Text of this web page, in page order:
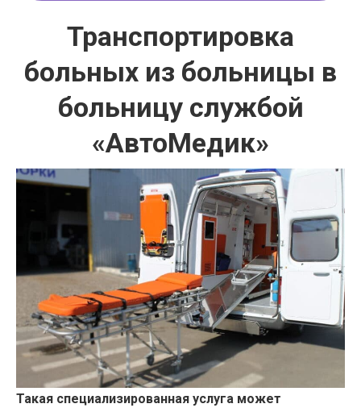
Транспортировка
больных из больницы в
больницу службой
«АвтоМедик»
Такая специализированная услуга может